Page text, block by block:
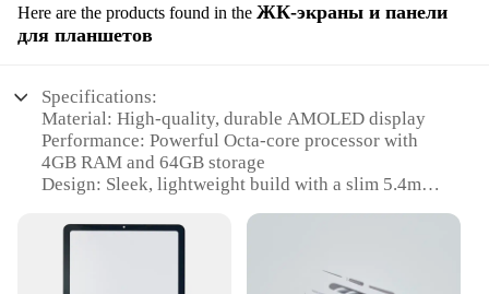
Here are the products found in the ЖК-экраны и панели
для планшетов
Specifications:
Material: High-quality, durable AMOLED display
Performance: Powerful Octa-core processor with
4GB RAM and 64GB storage
Design: Sleek, lightweight build with a slim 5.4mm
Display: 10.4-inch vivid AMOLED screen with
Connectivity: Dual-band Wi-Fi and Bluetooth 5.0